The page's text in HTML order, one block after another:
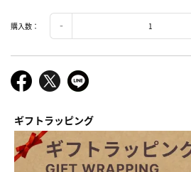
購入数：
ギフトラッピング